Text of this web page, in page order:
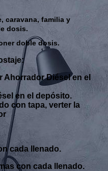
caravana, familia y
dosis.
doble dosis.
Ahorrador Diésel en el
en el depósito.
con tapa, verter la
cada llenado.
con cada llenado.